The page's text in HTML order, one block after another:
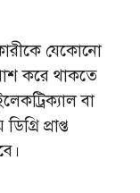
যেকোনো
করে থাকতে
বা
প্রাপ্ত